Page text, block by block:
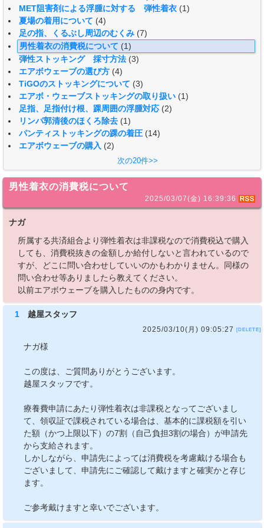
MET阻害剤による浮腫に対する 弾性着衣 (1)
夏場の着用について (4)
足の指、くるぶし周辺のむくみ (7)
男性着衣の消費税について (1)
弾性ストッキング 採寸方法 (3)
エアボウェーブの選び方 (4)
TiGOのストッキングについて (3)
エアボ・ウェーブストッキングの取り扱い (1)
足指、足指付け根、踝周囲の浮腫対応 (2)
リンパ郭清後のほくろ除去 (1)
パンティストッキングの踝の着圧 (14)
エアボウェーブの購入 (2)
次の20件>>
男性着衣の消費税について
2025/03/07(金) 16:39:36
ナガ
所属する共済組合より弾性着衣は非課税なので消費税込で購入
しても、消費税抜きの金額しか給付しないと言われているので
すが、どこに問い合わせしていいのかもわかりません。同様の
問い合わせ等ありましたら教えてください。
以前エアボウェーブを購入したものの身内です。
1 越屋スタッフ
2025/03/10(月) 09:05:27 [DELETE]
ナガ様
この度は、ご質問ありがとうございます。
越屋スタッフです。
療養費申請にあたり弾性着衣は非課税となってございまし
て、領収証で課税されている場合は、基本的に課税額を引い
た額（かつ上限以下）の7割（自己負担3割の場合）が申請先
から支給されます。
しかしながら、申請先によっては消費税を考慮戴ける場合も
ございまして、申請先にご確認して戴けますと確実かと存じ
ます。
ご参考戴けますと幸いでございます。